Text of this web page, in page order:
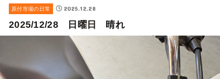
原付市場の日常 2025.12.28
2025/12/28 日曜日 晴れ